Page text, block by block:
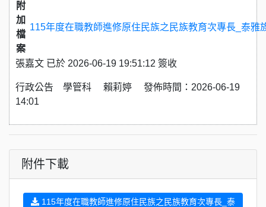
附
加
檔
案
115年度在職教師進修原住民族之民族教育次專長_泰雅
張嘉文 已於 2026-06-19 19:51:12 簽收
行政公告 學管科 賴莉婷 發佈時間：2026-06-19
14:01
附件下載
115年度在職教師進修原住民族之民族教育次專長_泰